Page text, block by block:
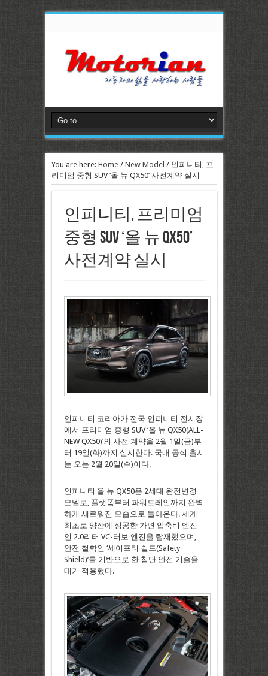
You are here: Home/ New Model / 인피니티, 프
리미엄 중형 SUV ‘올 뉴 QX50’ 사전계약 실시
인피니티, 프리미엄
중형 SUV ‘올 뉴 QX50’
사전계약 실시
인피니티 코리아가 전국 인피니티 전시장
에서 프리미엄 중형 SUV ‘올 뉴 QX50(ALL-
NEW QX50)’의 사전 계약을 2월 1일(금)부
터 19일(화)까지 실시한다. 국내 공식 출시
는 오는 2월 20일(수)이다.
인피니티 올 뉴 QX50은 2세대 완전변경
모델로, 플랫폼부터 파워트레인까지 완벽
하게 새로워진 모습으로 돌아온다. 세계
최초로 양산에 성공한 가변 압축비 엔진
인 2.0리터 VC-터보 엔진을 탑재했으며,
안전 철학인 ‘세이프티 쉴드(Safety
Shield)’를 기반으로 한 첨단 안전 기술을
대거 적용했다.